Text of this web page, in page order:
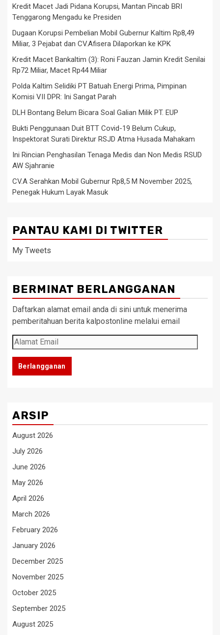
Kredit Macet Jadi Pidana Korupsi, Mantan Pincab BRI
Tenggarong Mengadu ke Presiden
Dugaan Korupsi Pembelian Mobil Gubernur Kaltim Rp8,49
Miliar, 3 Pejabat dan CV.Afisera Dilaporkan ke KPK
Kredit Macet Bankaltim (3): Roni Fauzan Jamin Kredit Senilai
Rp72 Miliar, Macet Rp44 Miliar
Polda Kaltim Selidiki PT Batuah Energi Prima, Pimpinan
Komisi VII DPR: Ini Sangat Parah
DLH Bontang Belum Bicara Soal Galian Milik PT. EUP
Bukti Penggunaan Duit BTT Covid-19 Belum Cukup,
Inspektorat Surati Direktur RSJD Atma Husada Mahakam
Ini Rincian Penghasilan Tenaga Medis dan Non Medis RSUD
AW Sjahranie
CV.A Serahkan Mobil Gubernur Rp8,5 M November 2025,
Penegak Hukum Layak Masuk
PANTAU KAMI DI TWITTER
My Tweets
BERMINAT BERLANGGANAN
Daftarkan alamat email anda di sini untuk menerima
pemberitahuan berita kalpostonline melalui email
Alamat
Email
Berlangganan
ARSIP
August 2026
July 2026
June 2026
May 2026
April 2026
March 2026
February 2026
January 2026
December 2025
November 2025
October 2025
September 2025
August 2025